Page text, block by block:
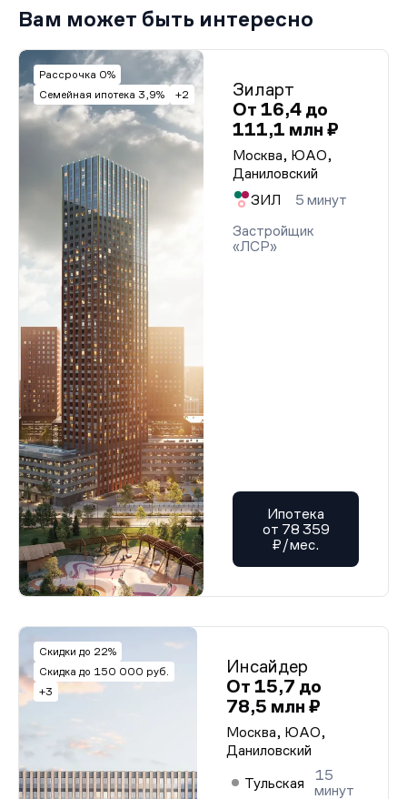
Вам может быть интересно
Рассрочка 0%
Семейная ипотека 3,9%
+2
Зиларт
От 16,4 до
111,1 млн ₽
Москва, ЮАО,
Даниловский
ЗИЛ
5 минут
Застройщик
«ЛСР»
Ипотека
от 78 359
₽/мес.
Скидки до 22%
Скидка до 150 000 руб.
+3
Инсайдер
От 15,7 до
78,5 млн ₽
Москва, ЮАО,
Даниловский
Тульская
15
минут